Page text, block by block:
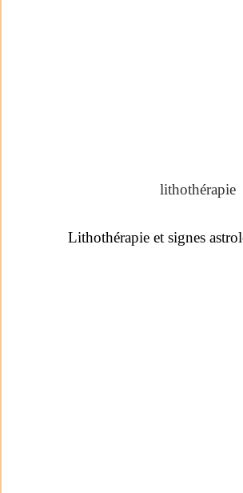
lithothérapie
Lithothérapie et signes